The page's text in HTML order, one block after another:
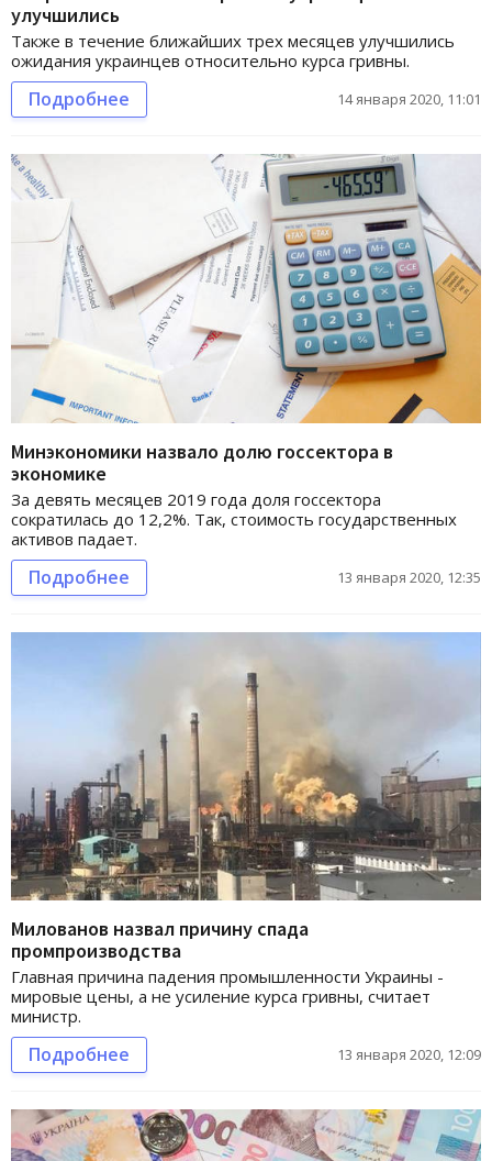
улучшились
Также в течение ближайших трех месяцев улучшились
ожидания украинцев относительно курса гривны.
Подробнее 14 января 2020, 11:01
Минэкономики назвало долю госсектора в
экономике
За девять месяцев 2019 года доля госсектора
сократилась до 12,2%. Так, стоимость государственных
активов падает.
Подробнее 13 января 2020, 12:35
Милованов назвал причину спада
промпроизводства
Главная причина падения промышленности Украины -
мировые цены, а не усиление курса гривны, считает
министр.
Подробнее 13 января 2020, 12:09